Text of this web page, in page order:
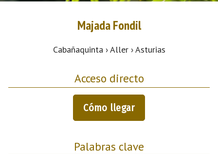
Majada Fondil
Cabañaquinta › Aller › Asturias
Acceso directo
Cómo llegar
Palabras clave